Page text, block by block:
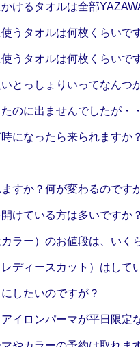
けるタオルは全部
うタオルは何枚くらいで
うタオルは何枚くらいで
とっしょりいってなんつ
のに出ませんでしたが・
になったら来られますか？
すか？何が変わるのです
けている方は多いですか？
ラー）のお値段は、いく
ディースカット）はして
したいのですが？
イロンパーマが平日限定